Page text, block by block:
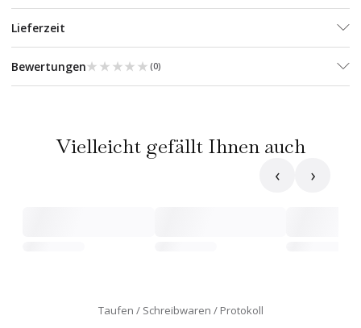
Lieferzeit
Bewertungen★★★★★
★★★★★ (0)
Vielleicht gefällt Ihnen auch
‹ ›
Taufen Schreibwaren Protokoll